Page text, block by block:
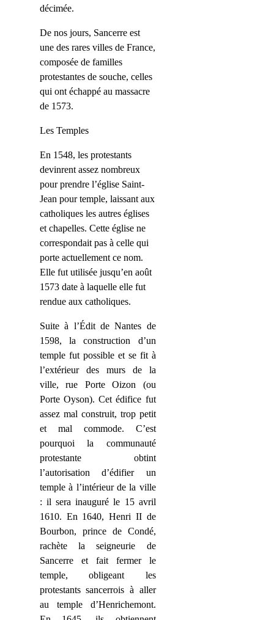
décimée.
De nos jours, Sancerre est
une des rares villes de France,
composée de familles
protestantes de souche, celles
qui ont échappé au massacre
de 1573.
Les Temples
En 1548, les protestants
devinrent assez nombreux
pour prendre l’église Saint-
Jean pour temple, laissant aux
catholiques les autres églises
et chapelles. Cette église ne
correspondait pas à celle qui
porte actuellement ce nom.
Elle fut utilisée jusqu’en août
1573 date à laquelle elle fut
rendue aux catholiques.
Suite à l’Édit de Nantes de
1598, la construction d’un
temple fut possible et se fit à
l’extérieur des murs de la
ville, rue Porte Oizon (ou
Porte Oyson). Cet édifice fut
assez mal construit, trop petit
et mal commode. C’est
pourquoi la communauté
protestante obtint
l’autorisation d’édifier un
temple à l’intérieur de la ville
: il sera inauguré le 15 avril
1610. En 1640, Henri II de
Bourbon, prince de Condé,
rachète la seigneurie de
Sancerre et fait fermer le
temple, obligeant les
protestants sancerrois à aller
au temple d’Henrichemont.